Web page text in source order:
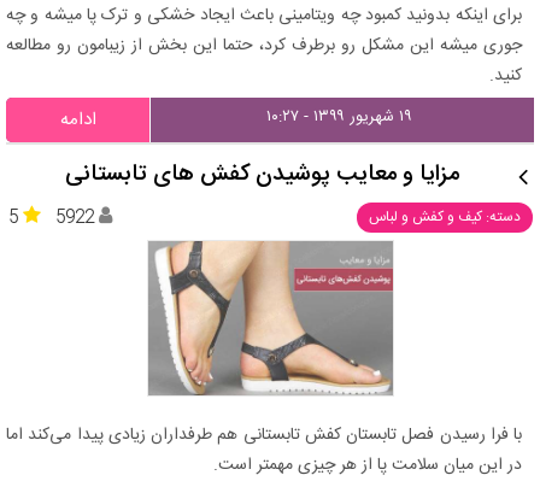
برای اینکه بدونید کمبود چه ویتامینی باعث ایجاد خشکی و ترک پا میشه و چه
جوری میشه این مشکل رو برطرف کرد، حتما این بخش از زیبامون رو مطالعه
کنید.
۱۹ شهریور ۱۳۹۹ - ۱۰:۲۷ ادامه
مزایا و معایب پوشیدن کفش های تابستانی
دسته: کیف و کفش و لباس 5 5922
با فرا رسیدن فصل تابستان کفش تابستانی هم طرفداران زیادی پیدا می‌کند اما
در این میان سلامت پا از هر چیزی مهمتر است.